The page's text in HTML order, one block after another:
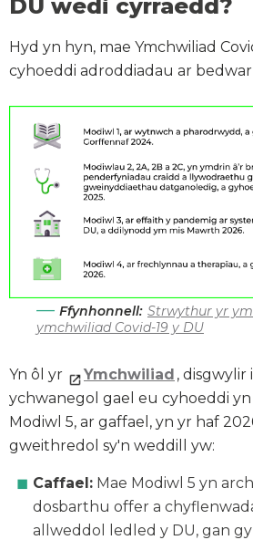
DU wedi cyrraedd?
Hyd yn hyn, mae Ymchwiliad
cyhoeddi adroddiadau ar
Ffynhonnell: Strwythur yr
ymchwiliad Covid-19 y DU
Yn ôl yr Ymchwiliad , disgwylir
ychwanegol gael eu cyhoeddi
Modiwl 5, ar gaffael, yn yr haf
gweithredol sy'n weddill yw:
Caffael: Mae Modiwl 5 yn
dosbarthu offer a
allweddol ledled y DU, gan